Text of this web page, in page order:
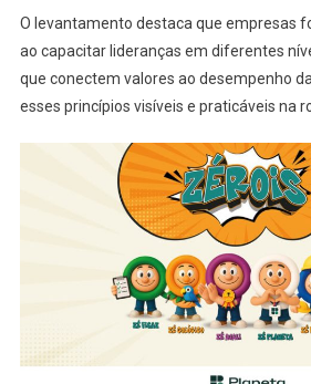
O levantamento destaca que empresas
ao capacitar lideranças em diferentes
que conectem valores ao desempenho
esses princípios visíveis e praticáveis na